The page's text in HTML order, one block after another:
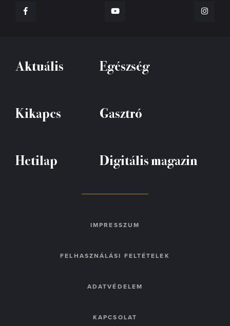
Aktuális Egészség
Kikapcs Gasztró
Hetilap Digitális magazin
IMPRESSZUM
FELHASZNÁLÁSI FELTÉTELEK
ADATVÉDELEM
KAPCSOLAT